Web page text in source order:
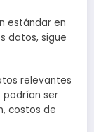
estándar en
datos, sigue
relevantes
podrían ser
costos de